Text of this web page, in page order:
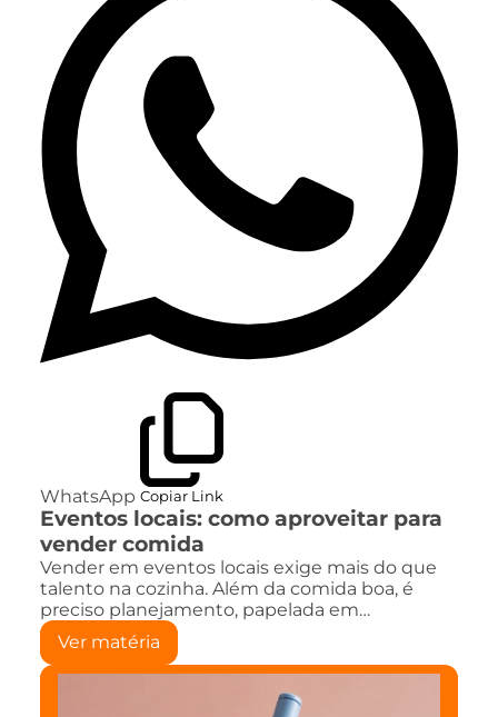
WhatsApp Copiar Link
Eventos locais: como aproveitar para
vender comida
Vender em eventos locais exige mais do que
talento na cozinha. Além da comida boa, é
preciso planejamento, papelada em…
Ver matéria